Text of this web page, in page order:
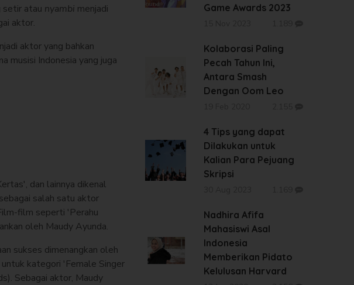
setir atau nyambi menjadi
aktor.
aktor yang bahkan
musisi Indonesia yang juga
dan lainnya dikenal
salah satu aktor
film seperti 'Perahu
oleh Maudy Ayunda.
sukses dimenangkan oleh
kategori 'Female Singer
Sebagai aktor, Maudy
Game Awards 2023
Kolaborasi Paling
Pecah Tahun Ini,
Antara Smash
Dengan Oom Leo
4 Tips yang dapat
Dilakukan untuk
Kalian Para Pejuang
Skripsi
Nadhira Afifa
Mahasiswi Asal
Indonesia
Memberikan Pidato
Kelulusan Harvard